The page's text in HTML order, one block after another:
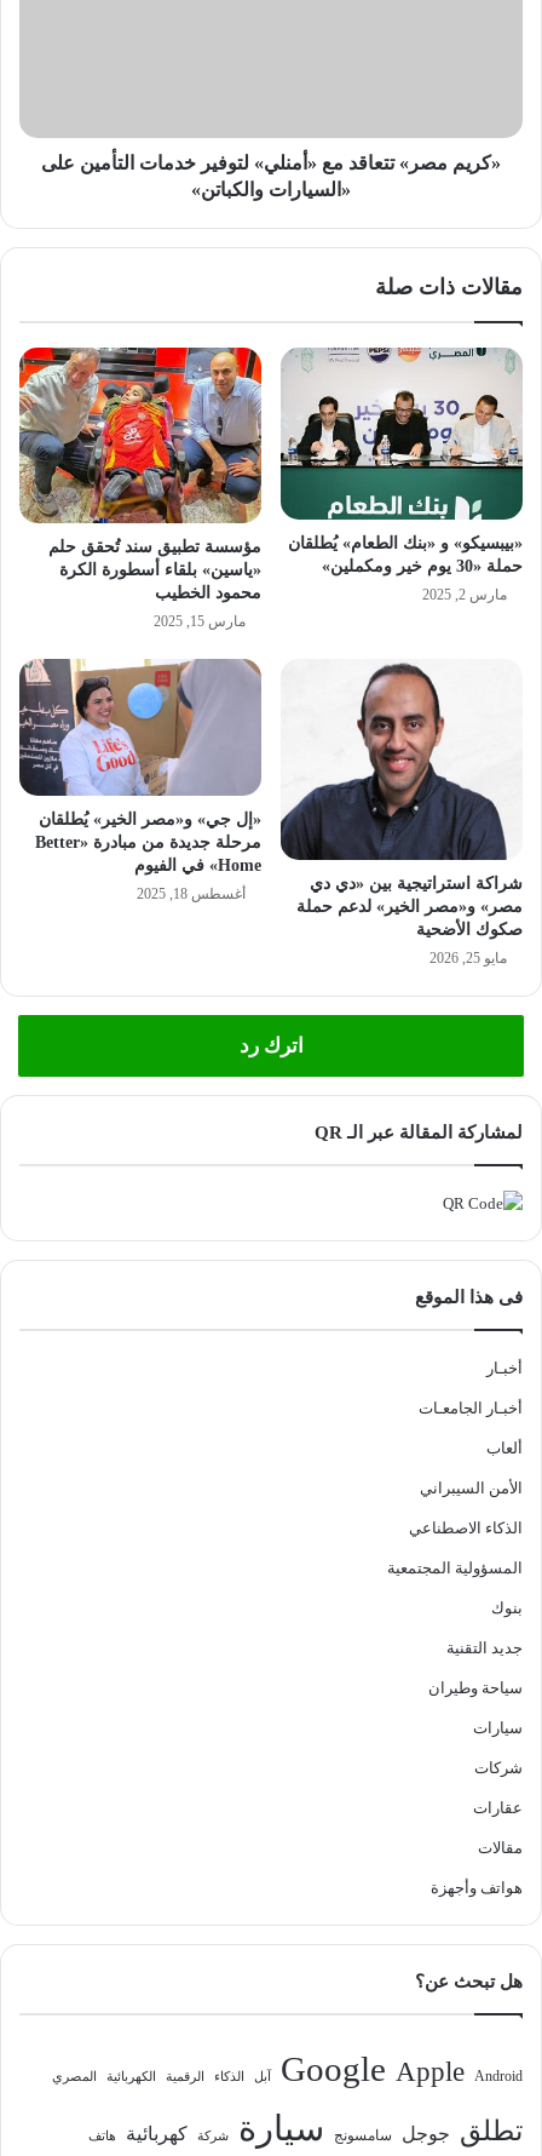
على
«السيارات
«كريم مصر» تتعاقد مع «أمنلي» لتوفير خدمات التأمين على
«السيارات والكباتن»
مقالات ذات صلة
«بيبسيكو» و «بنك الطعام» يُطلقان
حملة «30 يوم خير ومكملين»
مارس 2, 2025
مؤسسة تطبيق سند تُحقق حلم
«ياسين» بلقاء أسطورة الكرة
محمود الخطيب
مارس 15, 2025
شراكة استراتيجية بين «دي دي
مصر» و«مصر الخير» لدعم حملة
صكوك الأضحية
مايو 25, 2026
«إل جي» و«مصر الخير» يُطلقان
مرحلة جديدة من مبادرة «Better
Home» في الفيوم
أغسطس 18, 2025
اترك رد
لمشاركة المقالة عبر الـ QR
فى هذا الموقع
أخبـار
أخبـار الجامعـات
ألعاب
الأمن السيبراني
الذكاء الاصطناعي
المسؤولية المجتمعية
بنوك
جديد التقنية
سياحة وطيران
سيارات
شركات
عقارات
مقالات
هواتف وأجهزة
هل تبحث عن؟
Android
Apple
Google آبل الذكاء الرقمية الكهربائية المصري
تطلق جوجل سامسونج سيارة شركة كهربائية هاتف